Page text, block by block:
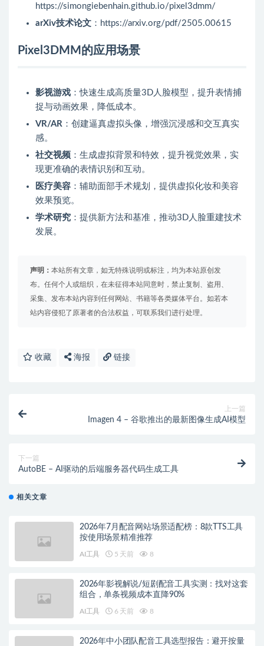
https://simongiebenhain.github.io/pixel3dmm/
arXiv技术论文 ：https://arxiv.org/pdf/2505.00615
Pixel3DMM的应用场景
影视游戏 ：快速生成高质量3D人脸模型，提升表情捕
捉与动画效果，降低成本。
VR/AR ：创建逼真虚拟头像，增强沉浸感和交互真实
感。
社交视频 ：生成虚拟背景和特效，提升视觉效果，实
现更准确的表情识别和互动。
医疗美容 ：辅助面部手术规划，提供虚拟化妆和美容
效果预览。
学术研究 ：提供新方法和基准，推动3D人脸重建技术
发展。
声明： 本站所有文章，如无特殊说明或标注，均为本站原创发
布。任何个人或组织，在未征得本站同意时，禁止复制、盗用、
采集、发布本站内容到任何网站、书籍等各类媒体平台。如若本
站内容侵犯了原著者的合法权益，可联系我们进行处理。
收藏 海报 链接
上一篇
Imagen 4 – 谷歌推出的最新图像生成AI模型
下一篇
AutoBE – AI驱动的后端服务器代码生成工具
相关文章
2026年7月配音网站场景适配榜：8款TTS工具
按使用场景精准推荐
AI工具 5 天前 8
2026年影视解说/短剧配音工具实测：找对这套
组合，单条视频成本直降90%
AI工具 6 天前 8
2026年中小团队配音工具选型报告：避开按量